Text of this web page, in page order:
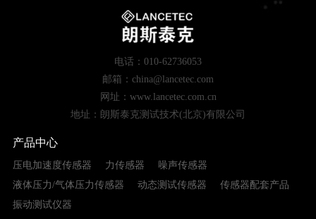
电话：010-62736053
邮箱：china@lancetec.com
网址：www.lancetec.com.cn
地址：朗斯泰克测试技术(北京)有限公司
产品中心
压电加速度传感器 力传感器
噪声传感器
液体压力/气体压力传感器
动态测试传感器
传感器配套产品
振动测试仪器